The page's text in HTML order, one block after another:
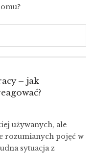
– jak
używanych, ale
rozumianych pojęć w
sytuacja z